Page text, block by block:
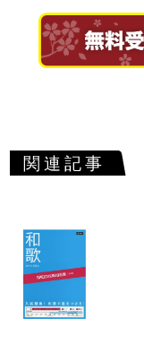
関連記事